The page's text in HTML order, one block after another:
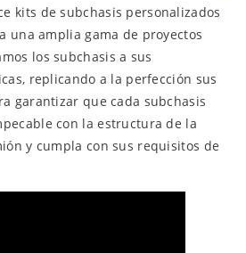
kits de subchasis personalizados
una amplia gama de proyectos
los subchasis a sus
replicando a la perfección sus
garantizar que cada subchasis
con la estructura de la
y cumpla con sus requisitos de